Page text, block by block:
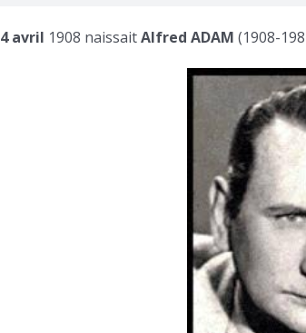
4 avril 1908 naissaitAlfred ADAM (1908-